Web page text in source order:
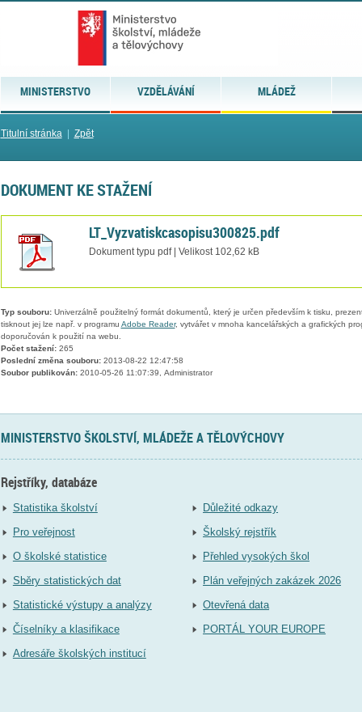
MINISTERSTVO VZDĚLÁVÁNÍ MLÁDEŽ
Titulní stránka| Zpět
DOKUMENT KE STAŽENÍ
LT_Vyzvatiskcasopisu300825.pdf
Dokument typu pdf | Velikost 102,62 kB
Typ souboru:Univerzálně použitelný formát dokumentů, který je určen především k tisku,
tisknout jej lze např. v programu Adobe Reader, vytvářet v mnoha kancelářských a grafických
doporučován k použití na webu.
Počet stažení:265
Poslední změna souboru:2013-08-22 12:47:58
Soubor publikován:2010-05-26 11:07:39, Administrator
MINISTERSTVO ŠKOLSTVÍ, MLÁDEŽE A TĚLOVÝCHOVY
Rejstříky, databáze
Statistika školství
Pro veřejnost
O školské statistice
Sběry statistických dat
Statistické výstupy a analýzy
Číselníky a klasifikace
Adresáře školských institucí
Důležité odkazy
Školský rejstřík
Přehled vysokých škol
Plán veřejných zakázek 2026
Otevřená data
PORTÁL YOUR EUROPE